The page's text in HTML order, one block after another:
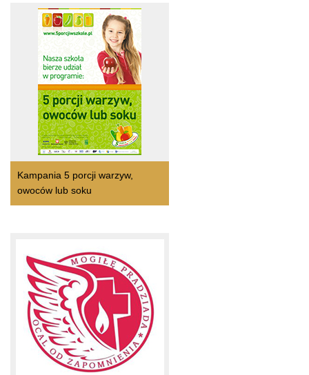
Kampania 5 porcji warzyw,
owoców lub soku